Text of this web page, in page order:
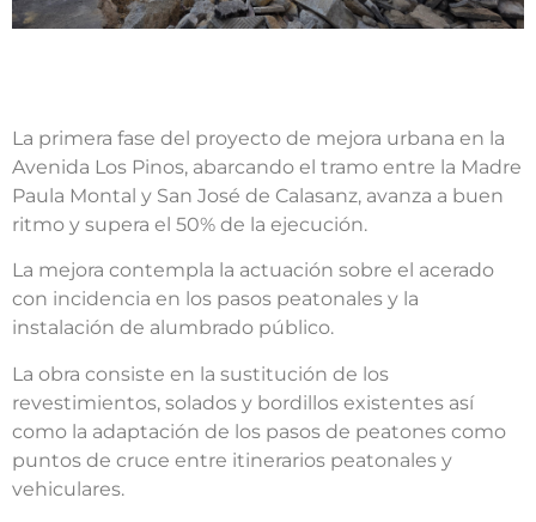
La primera fase del proyecto de mejora urbana en la
Avenida Los Pinos, abarcando el tramo entre la Madre
Paula Montal y San José de Calasanz, avanza a buen
ritmo y supera el 50% de la ejecución.
La mejora contempla la actuación sobre el acerado
con incidencia en los pasos peatonales y la
instalación de alumbrado público.
La obra consiste en la sustitución de los
revestimientos, solados y bordillos existentes así
como la adaptación de los pasos de peatones como
puntos de cruce entre itinerarios peatonales y
vehiculares.